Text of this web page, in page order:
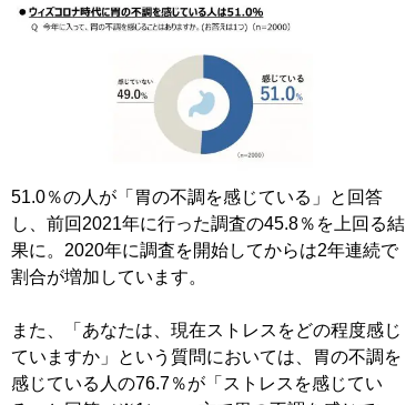
51.0％の人が「胃の不調を感じている」と回答
し、前回2021年に行った調査の45.8％を上回る結
果に。2020年に調査を開始してからは2年連続で
割合が増加しています。
また、「あなたは、現在ストレスをどの程度感じ
ていますか」という質問においては、胃の不調を
感じている人の76.7％が「ストレスを感じてい